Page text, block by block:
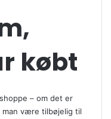
købt
– om det er
man være tilbøjelig til